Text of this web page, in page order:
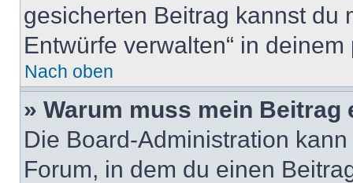
gesicherten Beitrag kannst du
Entwürfe verwalten“ in
Nach oben
» Warum muss mein
Die Board-Administration
Forum, in dem du einen